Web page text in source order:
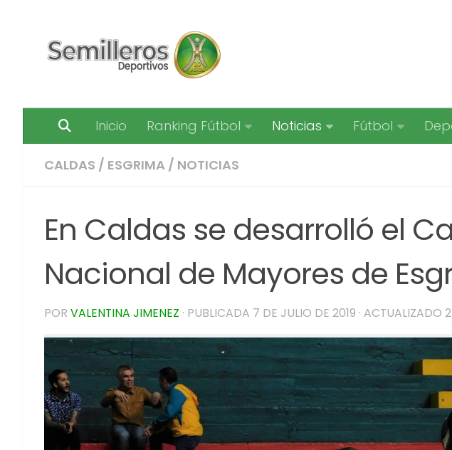
Inicio Ranking Fútbol Noticias Fútbol
CALDAS / ESGRIMA / NOTICIAS
En Caldas se desarrolló el
Nacional de Mayores de
POR VALENTINA JIMENEZ · PUBLICADA 7 DE JULIO DE 2019 · ACTUALIZADO